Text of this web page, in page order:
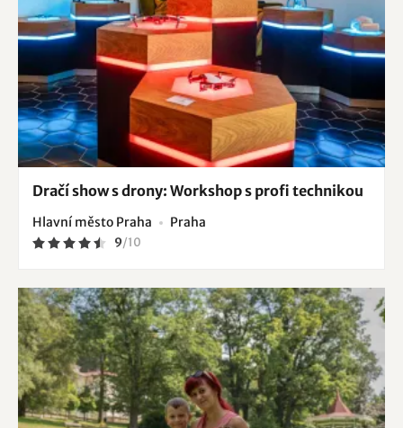
Dračí show s drony: Workshop s profi technikou
Hlavní město Praha Praha
9/10